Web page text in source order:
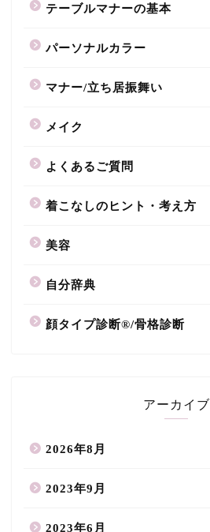
テーブルマナーの基本
パーソナルカラー
マナー/立ち居振舞い
メイク
よくあるご質問
着こなしのヒント・考え方
美容
自分辞典
顔タイプ診断®/骨格診断
アーカイブ
2026年8月
2023年9月
2023年6月